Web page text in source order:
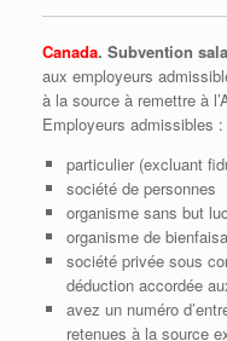
Canada. Subvention
aux employeurs
à la source à remettre à
Employeurs admissibles :
particulier (excluant
société de personnes
organisme sans but
organisme de
société privée sous
déduction accordée
avez un numéro
retenues à la source